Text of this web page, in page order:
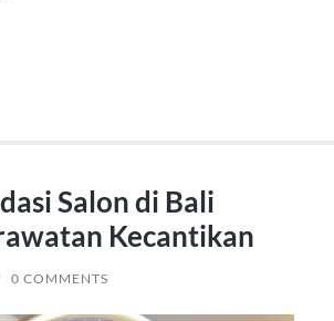
Salon di Bali
Kecantikan
0 COMMENTS